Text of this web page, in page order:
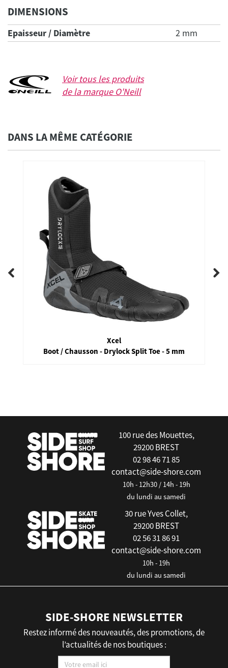
DIMENSIONS
Epaisseur / Diamètre 2 mm
Voir tous les produits
de la marque O'Neill
DANS LA MÊME CATÉGORIE
Xcel
Boot / Chausson - Drylock Split Toe - 5 mm
100 rue des Mouettes,
29200 BREST
02 98 46 71 85
contact@side-shore.com
10h - 12h30 / 14h - 19h
du lundi au samedi
30 rue Yves Collet,
29200 BREST
02 56 31 86 91
contact@side-shore.com
10h - 19h
du lundi au samedi
SIDE-SHORE NEWSLETTER
Restez informé des nouveautés, des promotions, de
l’actualités de nos boutiques :